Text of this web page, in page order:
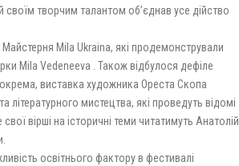
творчим талантом об’єднав усе дійство
Mila Ukraina, які продемонстрували
Mila Vedeneeva . Також відбулося дефіле
виставка художника Ореста Скопа
мистецтва, які проведуть відомі
вірші на історичні теми читатимуть Анатолій
освітнього фактору в фестивалі